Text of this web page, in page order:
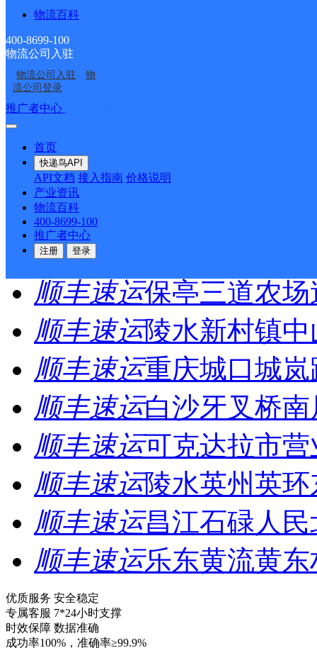
物流百科
400-8699-100
物流公司入驻
物流公司入驻
物
流公司登录
推广者中心
首页
快递鸟API
API文档 接入指南 价格说明
产业资讯
物流百科
400-8699-100
推广者中心
注册 登录
<
1
>
尾页
最新网点
圆通速递
顺丰速运
顺丰速运保亭三道农
顺丰速运陵水新村镇
顺丰速运重庆城口城
顺丰速运白沙牙叉桥
顺丰速运可克达拉市营
顺丰速运陵水英州英
顺丰速运昌江石碌人
顺丰速运乐东黄流黄
优质服务 安全稳定
专属客服 7*24小时支撑
时效保障 数据准确
成功率100%，准确率≥99.9%